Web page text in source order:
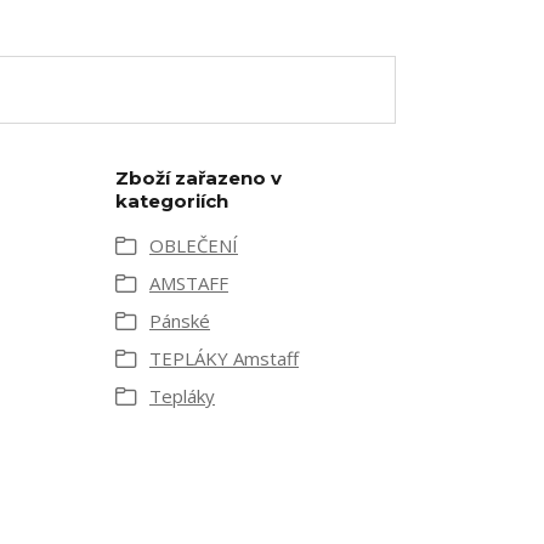
Zboží zařazeno v
kategoriích
OBLEČENÍ
AMSTAFF
Pánské
TEPLÁKY Amstaff
Tepláky